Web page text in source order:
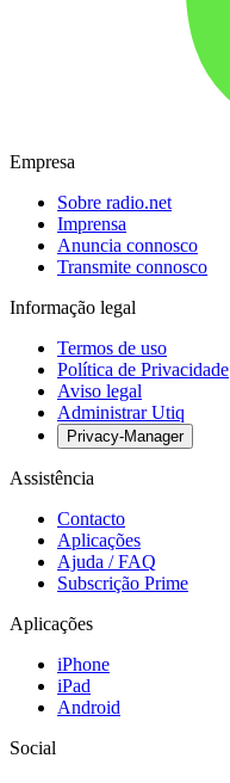
Empresa
Sobre radio.net
Imprensa
Anuncia connosco
Transmite connosco
Informação legal
Termos de uso
Política de Privacidade
Aviso legal
Administrar Utiq
Privacy-Manager
Assistência
Contacto
Aplicações
Ajuda / FAQ
Subscrição Prime
Aplicações
iPhone
iPad
Android
Social